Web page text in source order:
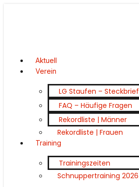
Aktuell
Verein
LG Staufen – Steckbrief
FAQ – Häufige Fragen
Rekordliste | Männer
Rekordliste | Frauen
Training
Trainingszeiten
Schnuppertraining 2026